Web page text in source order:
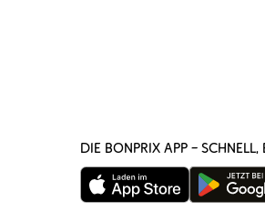
DIE BONPRIX APP – SCHNELL,